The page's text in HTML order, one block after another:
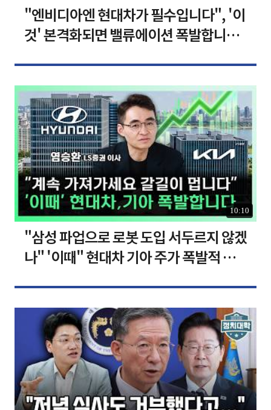
"엔비디아엔 현대차가 필수입니다", '이
것' 본격화되면 밸류에이션 폭발합니다
10:10
"삼성 파업으로 로봇 도입 서두르지 않겠
나" '이때" 현대차 기아 주가 폭발적 성